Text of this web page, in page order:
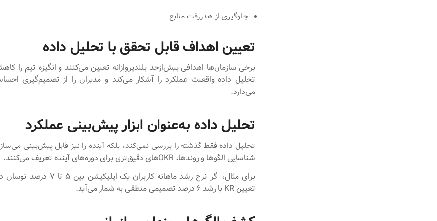
جلوگیری از هدررفت منابع
تعیین اهداف قابل تحقق با تحلیل داده
برخی سازمان‌ها اهدافی بیش‌ازحد بلندپروازانه تعیین می‌کنند و انگیزه تیم را
تحلیل داده واقعیت عملکرد را آشکار می‌کند و مدیران را از تصمیم‌گیری
می‌دارد.
تحلیل داده به‌عنوان ابزار پیش‌بینی عملکرد
تحلیل داده فقط گذشته را بررسی نمی‌کند، بلکه آینده را نیز قابل پیش‌بینی
شناسایی الگوها و روندها، OKRهای دقیق‌تری برای دوره‌های آینده تعریف می‌کنند.
برای مثال، اگر نرخ رشد ماهانه کاربران یک
تعیین KR با رشد ۶ درصد تصمیمی منطقی به شمار می‌آید.